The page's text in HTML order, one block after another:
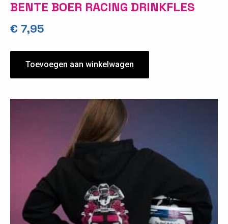
BENTE BOER RACING DRINKFLES
€ 7,95
Toevoegen aan winkelwagen